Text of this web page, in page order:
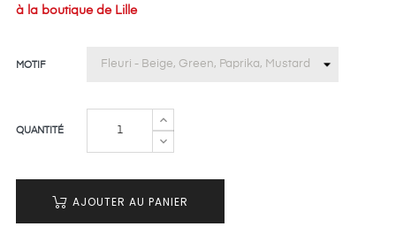
à la boutique de Lille
MOTIF
QUANTITÉ
AJOUTER AU PANIER